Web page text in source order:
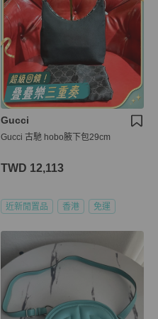
Gucci
Gucci 古馳 hobo腋下包29cm
TWD 12,113
近新閒置品 香港 免運